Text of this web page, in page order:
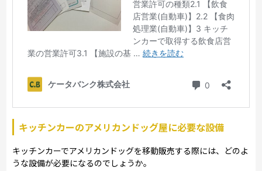
キッチンカーのアメリカンドッグ屋に必要な設備
キッチンカーでアメリカンドッグを移動販売する際には、どのよ
うな設備が必要になるのでしょうか。